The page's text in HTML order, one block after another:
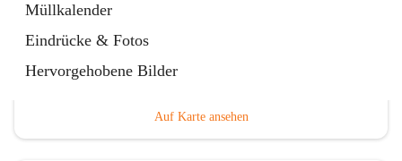
Müllkalender
Eindrücke & Fotos
Hervorgehobene BilderHauptadresse
Auf Karte ansehen